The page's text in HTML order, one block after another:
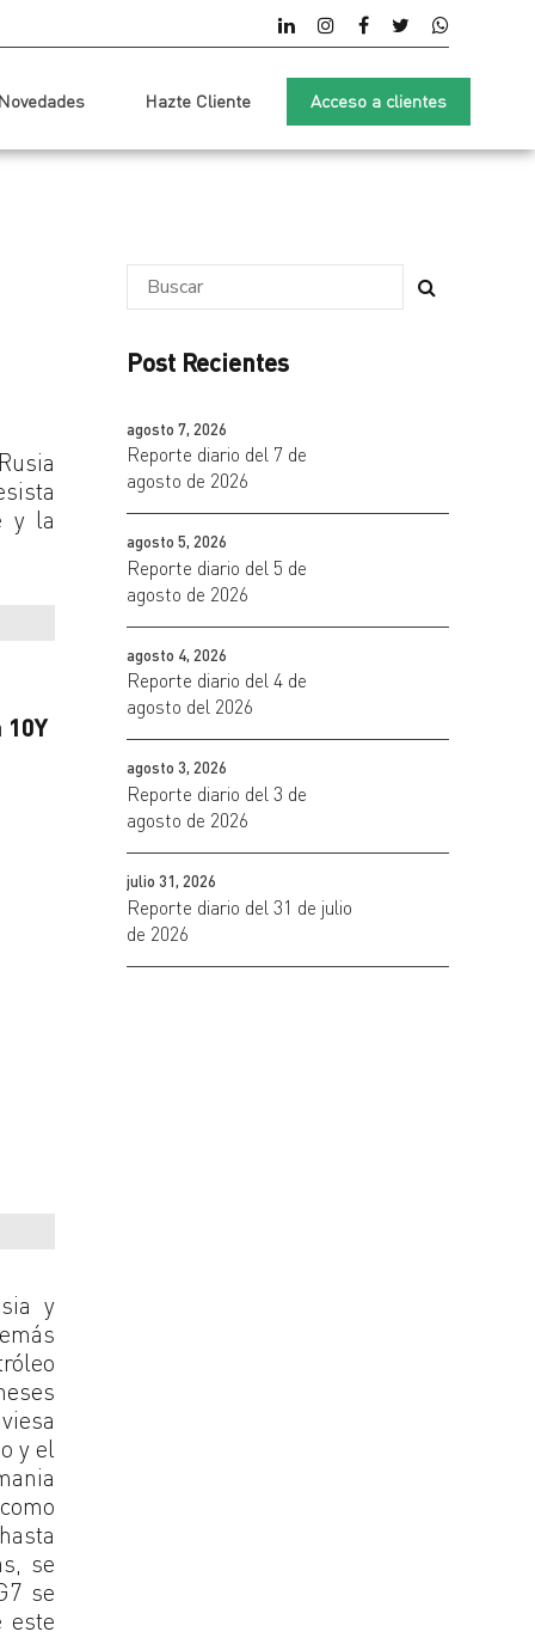
Novedades Hazte Cliente Acceso a clientes
y la
y
y el
se
se
este
Post Recientes
agosto 7, 2026
Reporte diario del 7 de
agosto de 2026
agosto 5, 2026
Reporte diario del 5 de
agosto de 2026
agosto 4, 2026
Reporte diario del 4 de
agosto del 2026
agosto 3, 2026
Reporte diario del 3 de
agosto de 2026
julio 31, 2026
Reporte diario del 31 de julio
de 2026